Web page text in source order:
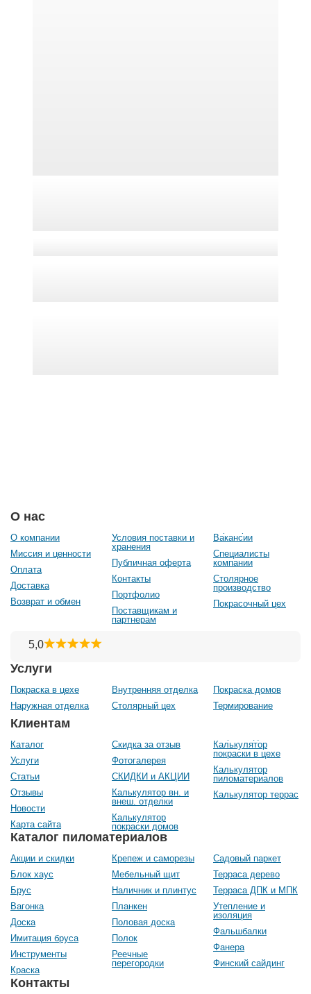
О нас
О компании
Миссия и ценности
Оплата
Доставка
Возврат и обмен
Условия поставки и
хранения
Публичная оферта
Контакты
Портфолио
Поставщикам и
партнерам
Вакансии
Специалисты
компании
Столярное
производство
Покрасочный цех
Каталог пиломатериалов
Акции и скидки
Блок хаус
Брус
Вагонка
Доска
Имитация бруса
Инструменты
Краска
Крепеж и саморезы
Мебельный щит
Наличник и плинтус
Планкен
Половая доска
Полок
Реечные
перегородки
Садовый паркет
Терраса дерево
Терраса ДПК и МПК
Утепление и
изоляция
Фальшбалки
Фанера
Финский сайдинг
Услуги
Покраска в цехе
Наружная отделка
Внутренняя отделка
Столярный цех
Покраска домов
Термирование
Клиентам
Каталог
Услуги
Статьи
Отзывы
Новости
Карта сайта
Скидка за отзыв
Фотогалерея
СКИДКИ и АКЦИИ
Калькулятор вн. и
внеш. отделки
Калькулятор
покраски домов
Калькулятор
покраски в цехе
Калькулятор
пиломатериалов
Калькулятор террас
Контакты